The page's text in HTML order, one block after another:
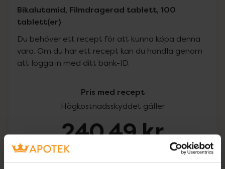
Bikalutamid, Filmdragerad tablett, 100
tablett(er)
Du behöver ett recept för att kunna köpa denna
vara. Om du har ett recept kan du handla genom
att logga in med ditt bank-ID.
Pris med recept
Högkostnadsskyddet gäller
240,49 kr